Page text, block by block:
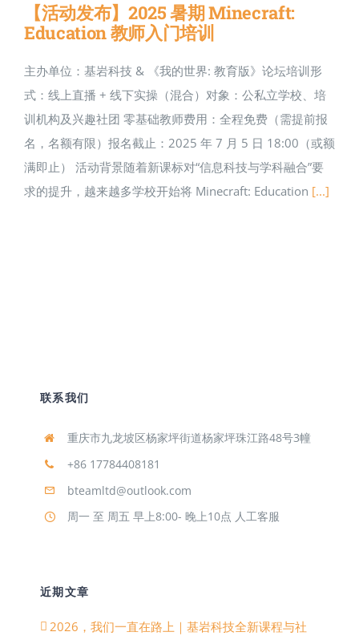
【活动发布】2025 暑期 Minecraft:
Education 教师入门培训
主办单位：基岩科技 & 《我的世界: 教育版》论坛培训形
式：线上直播 + 线下实操（混合）对象：公私立学校、培
训机构及兴趣社团 零基础教师费用：全程免费（需提前报
名，名额有限）报名截止：2025 年 7 月 5 日 18:00（或额
满即止） 活动背景随着新课标对“信息科技与学科融合”要
求的提升，越来越多学校开始将 Minecraft: Education [...]
联系我们
重庆市九龙坡区杨家坪街道杨家坪珠江路48号3幢
+86 17784408181
bteamltd@outlook.com
周一 至 周五 早上8:00- 晚上10点 人工客服
近期文章
2026，我们一直在路上｜基岩科技全新课程与社